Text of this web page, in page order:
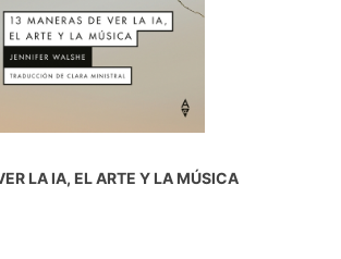
LA IA, EL ARTE Y LA MÚSICA